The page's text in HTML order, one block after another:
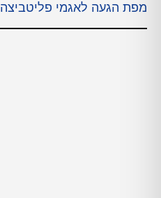
מפת הגעה לאגמי פליטביצה